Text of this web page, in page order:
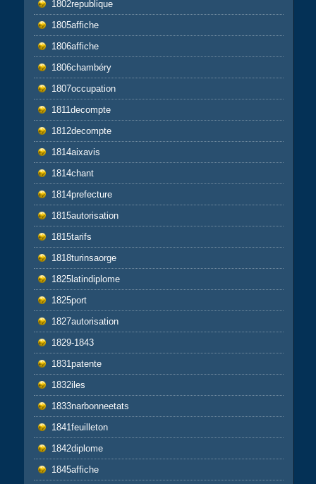
1802republique
1805affiche
1806affiche
1806chambéry
1807occupation
1811decompte
1812decompte
1814aixavis
1814chant
1814prefecture
1815autorisation
1815tarifs
1818turinsaorge
1825latindiplome
1825port
1827autorisation
1829-1843
1831patente
1832iles
1833narbonneetats
1841feuilleton
1842diplome
1845affiche